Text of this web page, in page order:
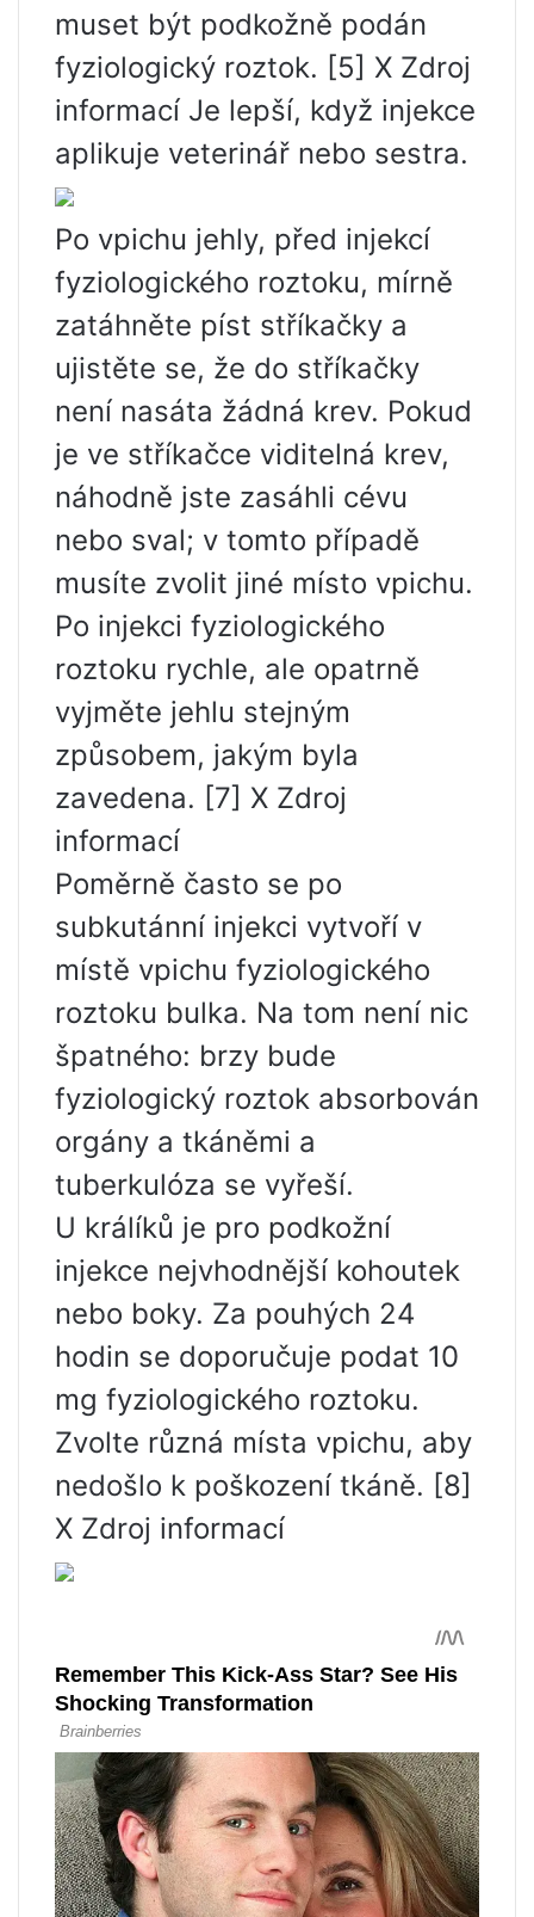
muset být podkožně podán
fyziologický roztok. [5] X Zdroj
informací Je lepší, když injekce
aplikuje veterinář nebo sestra.
Po vpichu jehly, před injekcí
fyziologického roztoku, mírně
zatáhněte píst stříkačky a
ujistěte se, že do stříkačky
není nasáta žádná krev. Pokud
je ve stříkačce viditelná krev,
náhodně jste zasáhli cévu
nebo sval; v tomto případě
musíte zvolit jiné místo vpichu.
Po injekci fyziologického
roztoku rychle, ale opatrně
vyjměte jehlu stejným
způsobem, jakým byla
zavedena. [7] X Zdroj
informací
Poměrně často se po
subkutánní injekci vytvoří v
místě vpichu fyziologického
roztoku bulka. Na tom není nic
špatného: brzy bude
fyziologický roztok absorbován
orgány a tkáněmi a
tuberkulóza se vyřeší.
U králíků je pro podkožní
injekce nejvhodnější kohoutek
nebo boky. Za pouhých 24
hodin se doporučuje podat 10
mg fyziologického roztoku.
Zvolte různá místa vpichu, aby
nedošlo k poškození tkáně. [8]
X Zdroj informací